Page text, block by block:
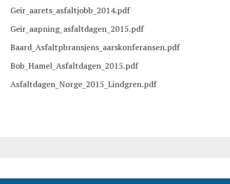
Geir_aarets_asfaltjobb_2014.pdf
Geir_aapning_asfaltdagen_2015.pdf
Baard_Asfaltpbransjens_aarskonferansen.pdf
Bob_Hamel_Asfaltdagen_2015.pdf
Asfaltdagen_Norge_2015_Lindgren.pdf